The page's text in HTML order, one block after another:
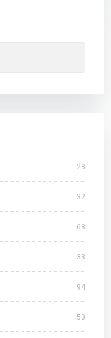
28
32
68
33
94
53